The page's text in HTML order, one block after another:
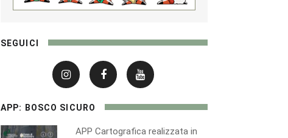
SEGUICI
APP: BOSCO SICURO
APP Cartografica realizzata in